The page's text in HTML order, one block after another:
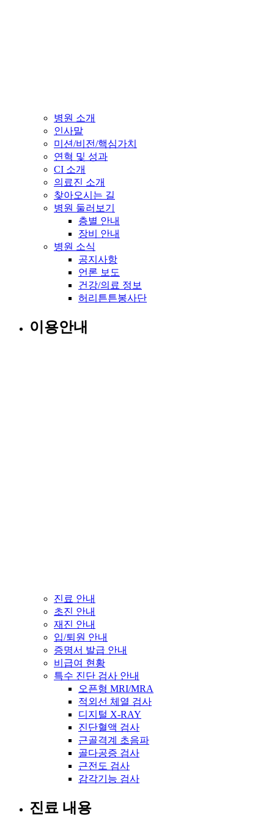
병원 소개
인사말
미션/비전/핵심가치
연혁 및 성과
CI 소개
의료진 소개
찾아오시는 길
병원 둘러보기
층별 안내
장비 안내
병원 소식
공지사항
언론 보도
건강/의료 정보
허리튼튼봉사단
이용안내
진료 안내
초진 안내
재진 안내
입/퇴원 안내
증명서 발급 안내
비급여 현황
특수 진단 검사 안내
오픈형 MRI/MRA
적외선 체열 검사
디지털 X-RAY
진단혈액 검사
근골격계 초음파
골다공증 검사
근전도 검사
감각기능 검사
진료 내용